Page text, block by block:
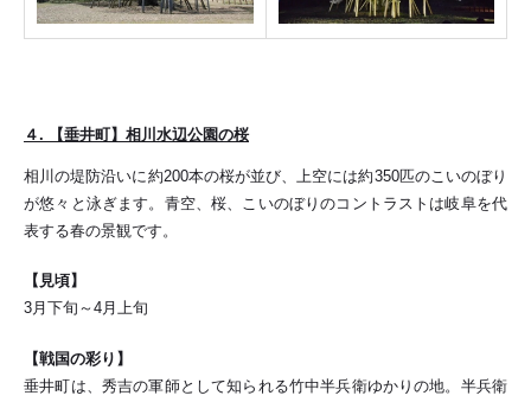
４. 【垂井町】相川水辺公園の桜
相川の堤防沿いに約200本の桜が並び、上空には約350匹のこいのぼり
が悠々と泳ぎます。青空、桜、こいのぼりのコントラストは岐阜を代
表する春の景観です。
【見頃】
3月下旬～4月上旬
【戦国の彩り】
垂井町は、秀吉の軍師として知られる竹中半兵衛ゆかりの地。半兵衛